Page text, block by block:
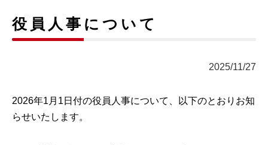
役員人事について
2025/11/27
2026年1月1日付の役員人事について、以下のとおりお知
らせいたします。